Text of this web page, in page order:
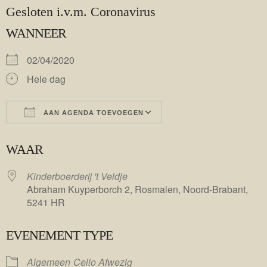
Gesloten i.v.m. Coronavirus
WANNEER
02/04/2020
Hele dag
AAN AGENDA TOEVOEGEN
WAAR
Kinderboerderij 't Veldje
Abraham Kuyperborch 2, Rosmalen, Noord-Brabant,
5241 HR
EVENEMENT TYPE
Algemeen Cello Afwezig